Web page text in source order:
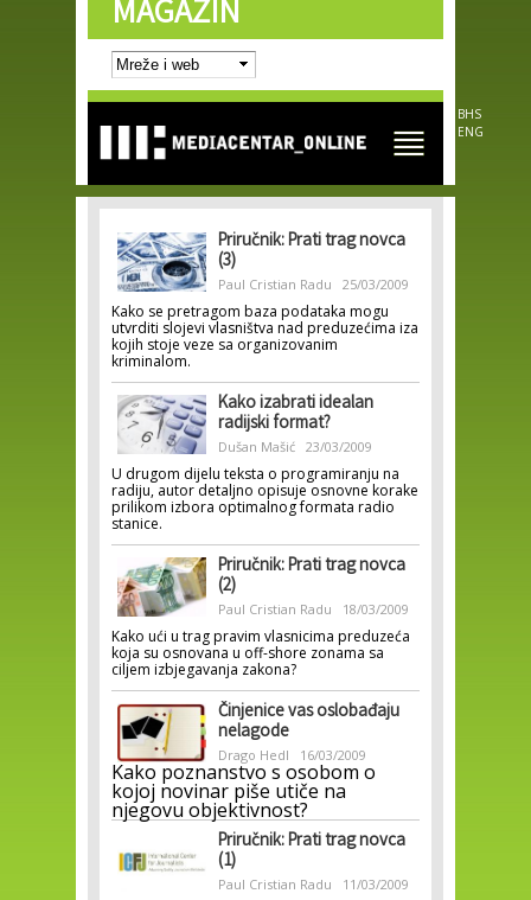
Skip to
main
content
MAGAZIN
BHS
ENG
Priručnik: Prati trag novca
(3)
Paul Cristian Radu 25/03/2009
Kako se pretragom baza podataka mogu
utvrditi slojevi vlasništva nad preduzećima iza
kojih stoje veze sa organizovanim
kriminalom.
Kako izabrati idealan
radijski format?
Dušan Mašić 23/03/2009
U drugom dijelu teksta o programiranju na
radiju, autor detaljno opisuje osnovne korake
prilikom izbora optimalnog formata radio
stanice.
Priručnik: Prati trag novca
(2)
Paul Cristian Radu 18/03/2009
Kako ući u trag pravim vlasnicima preduzeća
koja su osnovana u off-shore zonama sa
ciljem izbjegavanja zakona?
Činjenice vas oslobađaju
nelagode
Drago Hedl 16/03/2009
Kako poznanstvo s osobom o
kojoj novinar piše utiče na
njegovu objektivnost?
Priručnik: Prati trag novca
(1)
Paul Cristian Radu 11/03/2009